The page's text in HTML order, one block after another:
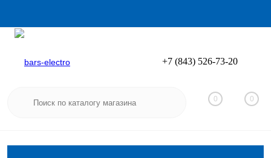
Вход
+7 (843) 526-73-20
0 0